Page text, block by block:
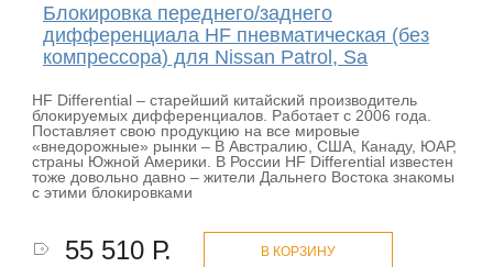
Блокировка переднего/заднего
дифференциала HF пневматическая (без
компрессора) для Nissan Patrol, Sa
HF Differential – старейший китайский производитель
блокируемых дифференциалов. Работает с 2006 года.
Поставляет свою продукцию на все мировые
«внедорожные» рынки – В Австралию, США, Канаду, ЮАР,
страны Южной Америки. В России HF Differential известен
тоже довольно давно – жители Дальнего Востока знакомы
с этими блокировками
55 510 Р. В КОРЗИНУ